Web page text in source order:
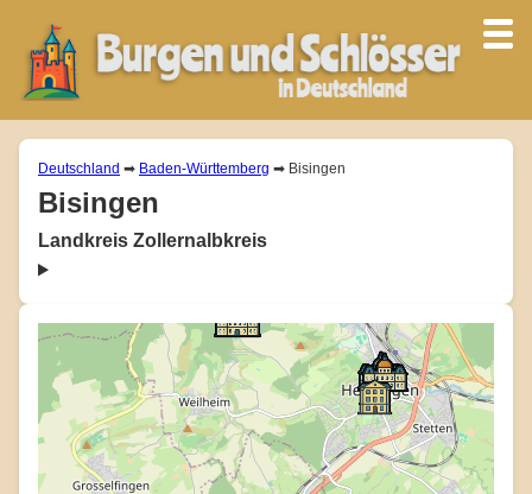
Deutschland ➡ Baden-Württemberg ➡ Bisingen
Bisingen
Landkreis Zollernalbkreis